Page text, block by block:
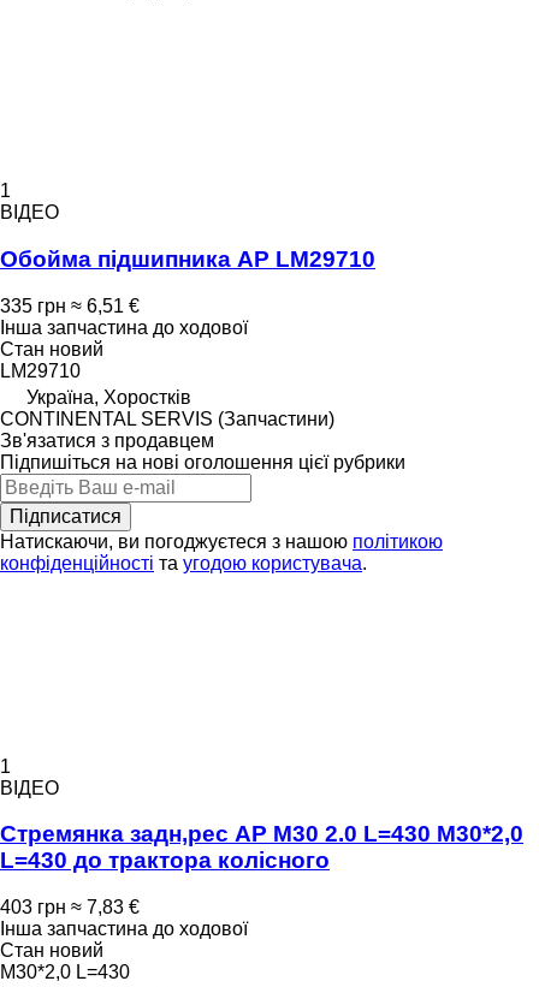
1
ВІДЕО
Обойма підшипника AP LM29710
335 грн ≈ 6,51 €
Інша запчастина до ходової
Стан новий
LM29710
Україна, Хоростків
CONTINENTAL SERVIS (Запчастини)
Зв'язатися з продавцем
Підпишіться на нові оголошення цієї рубрики
Підписатися
Натискаючи, ви погоджуєтеся з нашою політикою
конфіденційності та угодою користувача.
1
ВІДЕО
Стремянка задн,рес AP M30 2.0 L=430 M30*2,0
L=430 до трактора колісного
403 грн ≈ 7,83 €
Інша запчастина до ходової
Стан новий
M30*2,0 L=430